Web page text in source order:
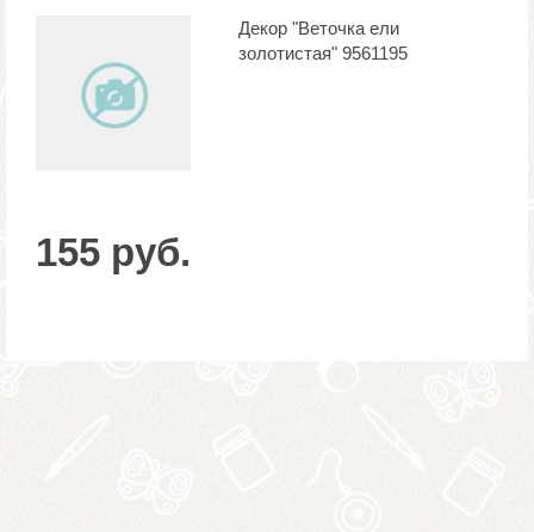
Декор "Веточка ели
золотистая" 9561195
155 руб.